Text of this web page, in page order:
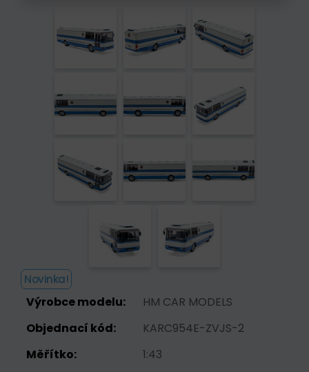
Novinka!
Výrobce modelu:
HM CAR MODELS
Objednací kód:
KARC954E-ZVJS-2
Měřítko:
1:43